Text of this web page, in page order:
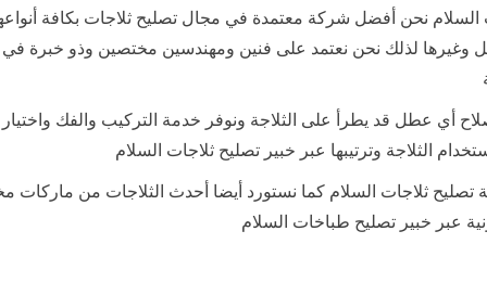
نحن أفضل شركة معتمدة في مجال تصليح ثلاجات بكافة أنواعها
وغيرها لذلك نحن نعتمد على فنين ومهندسين مختصين وذو خبرة في
أي عطل قد يطرأ على الثلاجة ونوفر خدمة التركيب والفك
الثلاجة وترتيبها عبر خبير تصليح ثلاجات السلام
ثلاجات السلام كما نستورد أيضا أحدث الثلاجات من ماركات
عبر خبير تصليح طباخات السلام